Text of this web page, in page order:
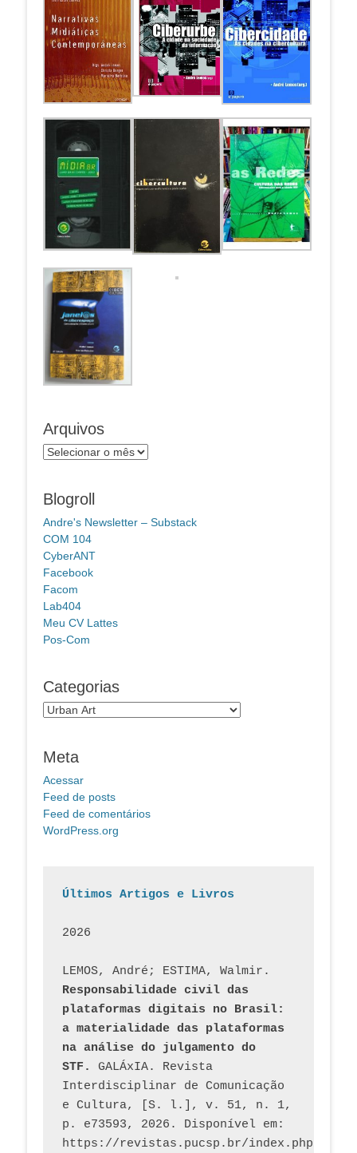
Arquivos
Arquivos
Blogroll
Andre's Newsletter – Substack
COM 104
CyberANT
Facebook
Facom
Lab404
Meu CV Lattes
Pos-Com
Categorias
Categorias
Meta
Acessar
Feed de posts
Feed de comentários
WordPress.org
Últimos Artigos e Livros
2026
Responsabilidade civil das
plataformas digitais no Brasil:
a materialidade das plataformas
na análise do julgamento do
STF.
GALÁxIA. Revista
Interdisciplinar de Comunicação
e Cultura, [S. l.], v. 51, n. 1,
p. e73593, 2026. Disponível em: